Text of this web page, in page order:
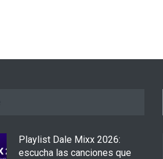
Playlist Dale Mixx 2026:
escucha las canciones que